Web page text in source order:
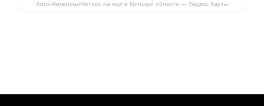
Авто-ИмпериалМоторс на карте Минской области — Яндекс Карты